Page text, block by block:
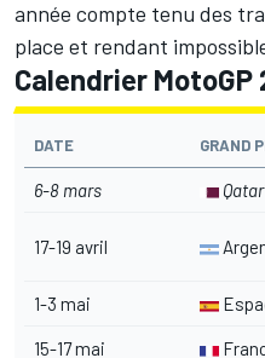
année compte tenu des
place et rendant
Calendrier MotoGP
DATE GRAND
6-8 mars
17-19 avril
1-3 mai
15-17 mai